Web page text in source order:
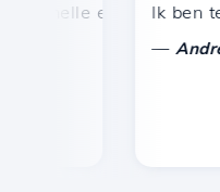
en efficiënte
Ik ben
Andrei